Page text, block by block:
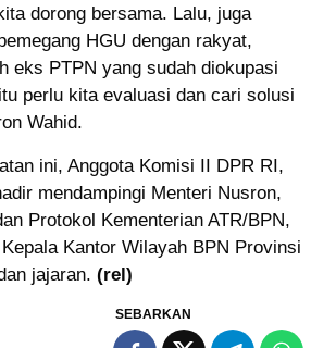
dorong bersama. Lalu, juga
HGU dengan rakyat,
eks PTPN yang sudah diokupasi
perlu kita evaluasi dan cari solusi
Wahid.
ini, Anggota Komisi II DPR RI,
mendampingi Menteri Nusron,
Protokol Kementerian ATR/BPN,
Kantor Wilayah BPN Provinsi
jajaran. (rel)
SEBARKAN